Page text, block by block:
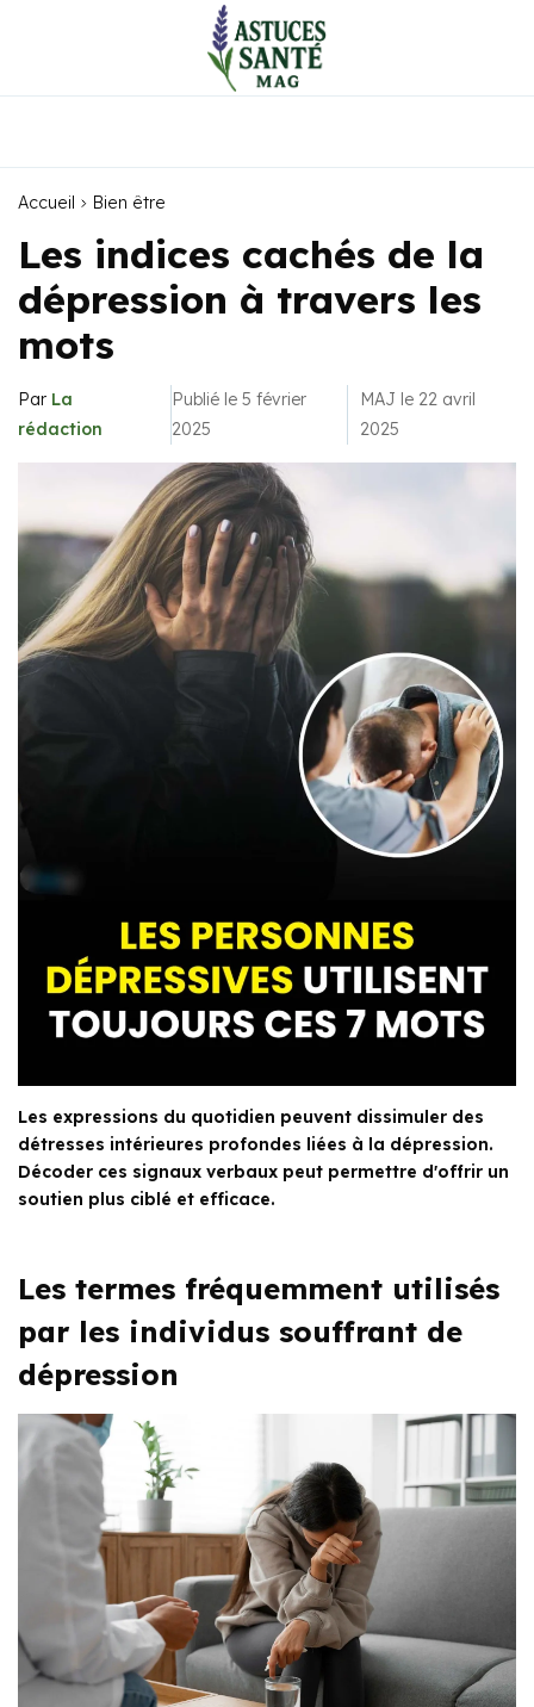
Accueil Bien être
Les indices cachés de la
dépression à travers les
mots
Par La
rédaction
Publié le 5 février
2025
MAJ le 22 avril
2025
Les expressions du quotidien peuvent dissimuler des
détresses intérieures profondes liées à la dépression.
Décoder ces signaux verbaux peut permettre d'offrir un
soutien plus ciblé et efficace.
Les termes fréquemment utilisés
par les individus souffrant de
dépression